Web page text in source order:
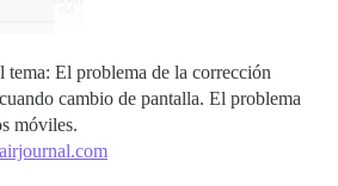
tema: El problema de la corrección
cambio de pantalla. El problema
móviles.